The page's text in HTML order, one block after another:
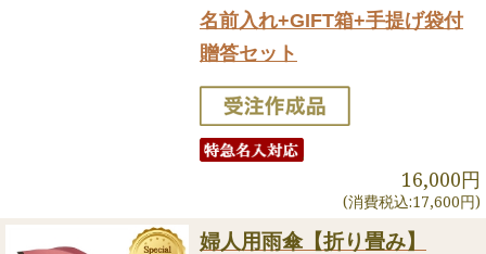
名前入れ+GIFT箱+手提げ袋付
贈答セット
16,000円
(消費税込:17,600円)
婦人用雨傘【折り畳み】